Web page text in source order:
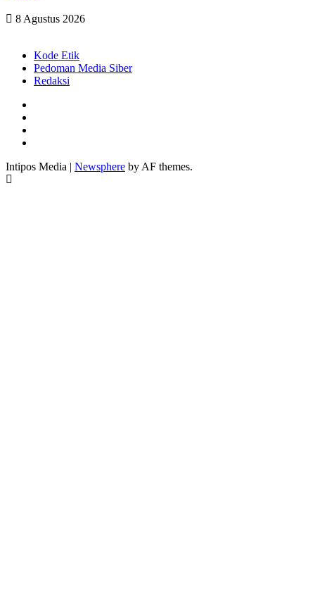
8 Agustus 2026
Kode Etik
Pedoman Media Siber
Redaksi
Intipos Media | Newsphere by AF themes.